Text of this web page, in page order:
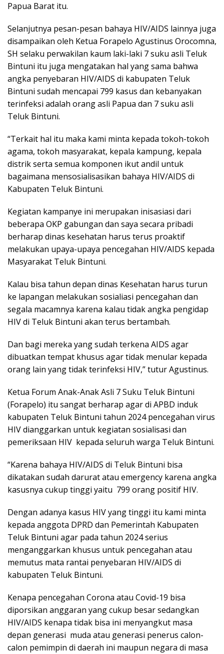
Papua Barat itu.
Selanjutnya pesan-pesan bahaya HIV/AIDS lainnya juga
disampaikan oleh Ketua Forapelo Agustinus Orocomna,
SH selaku perwakilan kaum laki-laki 7 suku asli Teluk
Bintuni itu juga mengatakan hal yang sama bahwa
angka penyebaran HIV/AIDS di kabupaten Teluk
Bintuni sudah mencapai 799 kasus dan kebanyakan
terinfeksi adalah orang asli Papua dan 7 suku asli
Teluk Bintuni.
“Terkait hal itu maka kami minta kepada tokoh-tokoh
agama, tokoh masyarakat, kepala kampung, kepala
distrik serta semua komponen ikut andil untuk
bagaimana mensosialisasikan bahaya HIV/AIDS di
Kabupaten Teluk Bintuni.
Kegiatan kampanye ini merupakan inisasiasi dari
beberapa OKP gabungan dan saya secara pribadi
berharap dinas kesehatan harus terus proaktif
melakukan upaya-upaya pencegahan HIV/AIDS kepada
Masyarakat Teluk Bintuni.
Kalau bisa tahun depan dinas Kesehatan harus turun
ke lapangan melakukan sosialiasi pencegahan dan
segala macamnya karena kalau tidak angka pengidap
HIV di Teluk Bintuni akan terus bertambah.
Dan bagi mereka yang sudah terkena AIDS agar
dibuatkan tempat khusus agar tidak menular kepada
orang lain yang tidak terinfeksi HIV,” tutur Agustinus.
Ketua Forum Anak-Anak Asli 7 Suku Teluk Bintuni
(Forapelo) itu sangat berharap agar di APBD induk
kabupaten Teluk Bintuni tahun 2024 pencegahan virus
HIV dianggarkan untuk kegiatan sosialisasi dan
pemeriksaan HIV kepada seluruh warga Teluk Bintuni.
“Karena bahaya HIV/AIDS di Teluk Bintuni bisa
dikatakan sudah darurat atau emergency karena angka
kasusnya cukup tinggi yaitu 799 orang positif HIV.
Dengan adanya kasus HIV yang tinggi itu kami minta
kepada anggota DPRD dan Pemerintah Kabupaten
Teluk Bintuni agar pada tahun 2024 serius
menganggarkan khusus untuk pencegahan atau
memutus mata rantai penyebaran HIV/AIDS di
kabupaten Teluk Bintuni.
Kenapa pencegahan Corona atau Covid-19 bisa
diporsikan anggaran yang cukup besar sedangkan
HIV/AIDS kenapa tidak bisa ini menyangkut masa
depan generasi muda atau generasi penerus calon-
calon pemimpin di daerah ini maupun negara di masa